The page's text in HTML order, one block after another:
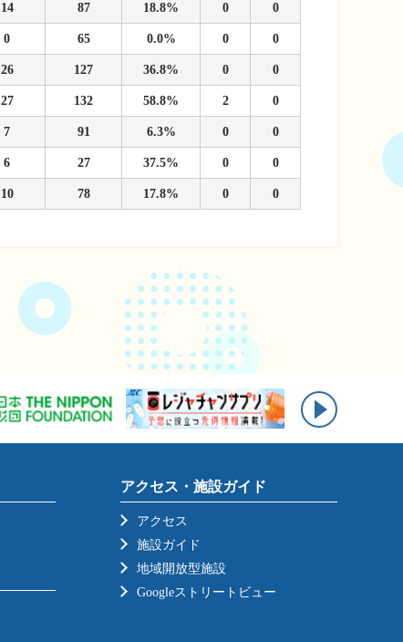
14 87 18.8% 0 0
0 65 0.0% 0 0
26 127 36.8% 0 0
27 132 58.8% 2 0
7 91 6.3% 0 0
6 27 37.5% 0 0
10 78 17.8% 0 0
アクセス・施設ガイド
アクセス
施設ガイド
地域開放型施設
Googleストリートビュー